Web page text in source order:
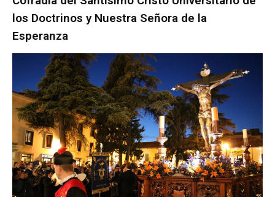
los Doctrinos y Nuestra Señora de la
Esperanza